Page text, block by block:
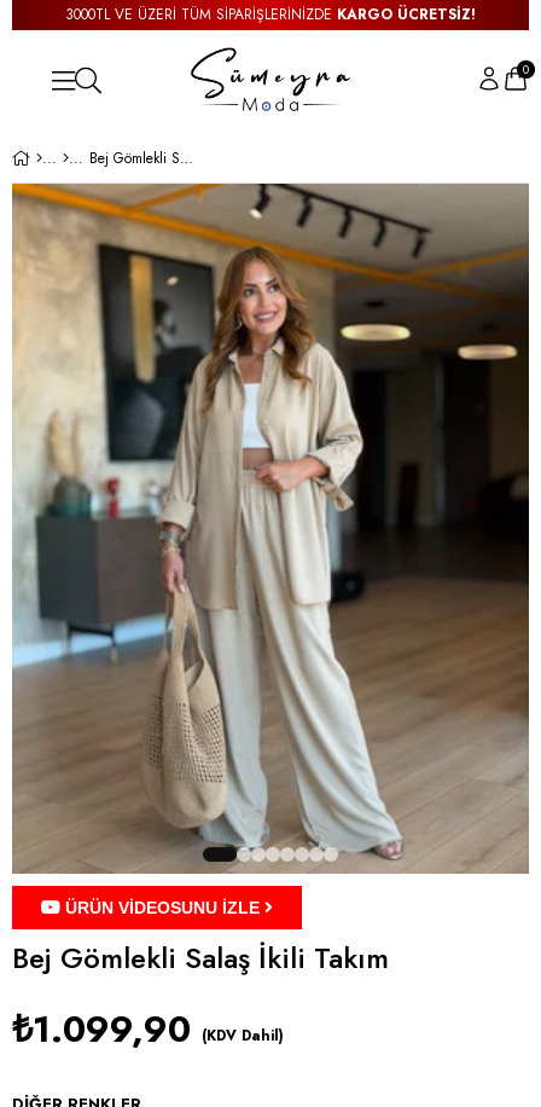
3000TL VE ÜZERİ TÜM SİPARİŞLERİNİZDE KARGO ÜCRETSİZ!
0
Bej Gömlekli Salaş İkili Takım
ÜRÜN VİDEOSUNU İZLE
Bej Gömlekli Salaş İkili Takım
₺1.099,90 (KDV Dahil)